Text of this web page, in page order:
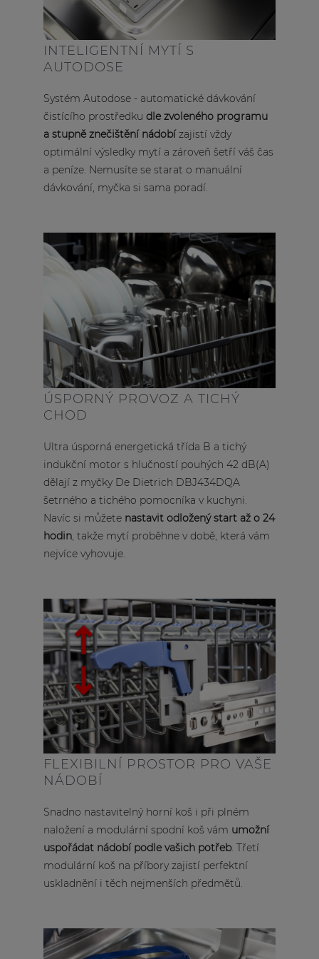
INTELIGENTNÍ MYTÍ S
AUTODOSE
Systém Autodose - automatické dávkování
čistícího prostředku dle zvoleného programu
a stupně znečištění nádobízajistí vždy
optimální výsledky mytí a zároveň šetří váš čas
a peníze. Nemusíte se starat o manuální
dávkování, myčka si sama poradí.
ÚSPORNÝ PROVOZ A TICHÝ
CHOD
Ultra úsporná energetická třída B a tichý
indukční motor s hlučností pouhých 42 dB(A)
dělají z myčky De Dietrich DBJ434DQA
šetrného a tichého pomocníka v kuchyni.
Navíc si můžete nastavit odložený start až o 24
hodin, takže mytí proběhne v době, která vám
nejvíce vyhovuje.
FLEXIBILNÍ PROSTOR PRO VAŠE
NÁDOBÍ
Snadno nastavitelný horní koš i při plném
naložení a modulární spodní koš vám umožní
uspořádat nádobí podle vašich potřeb. Třetí
modulární koš na příbory zajistí perfektní
uskladnění i těch nejmenších předmětů.